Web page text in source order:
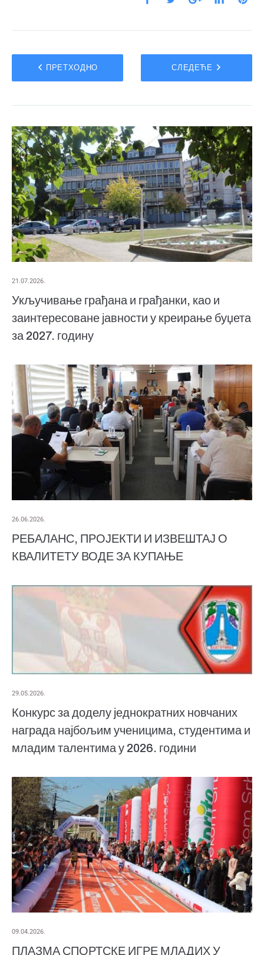
ПРЕТХОДНО СЛЕДЕЋЕ
21.07.2026.
Укључивање грађана и грађанки, као и
заинтересоване јавности у креирање буџета
за 2027. годину
26.06.2026.
РЕБАЛАНС, ПРОЈЕКТИ И ИЗВЕШТАЈ О
КВАЛИТЕТУ ВОДЕ ЗА КУПАЊЕ
29.05.2026.
Конкурс за доделу једнократних новчаних
награда најбољим ученицима, студентима и
младим талентима у 2026. години
09.04.2026.
ПЛАЗМА СПОРТСКЕ ИГРЕ МЛАДИХ У